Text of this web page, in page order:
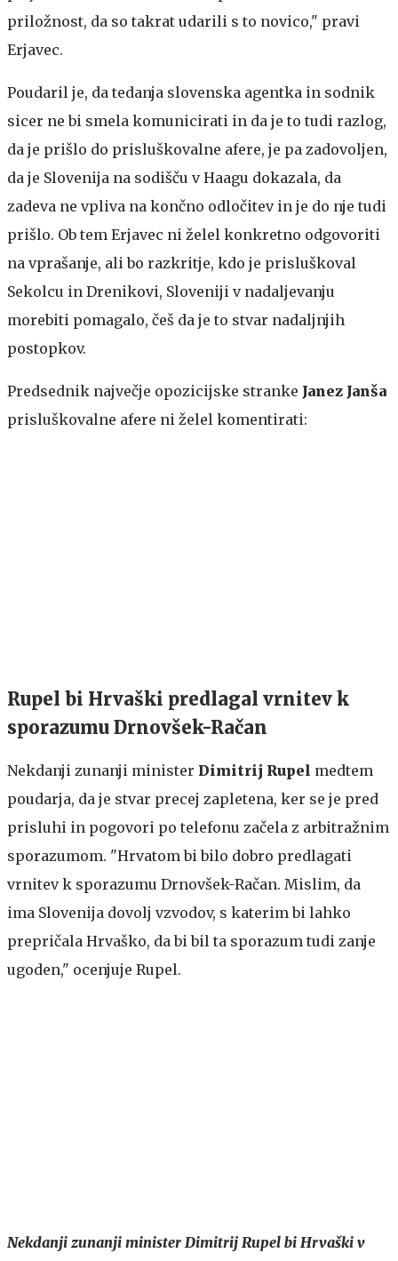
priložnost, da so takrat udarili s to novico," pravi
Erjavec.
Poudaril je, da tedanja slovenska agentka in sodnik
sicer ne bi smela komunicirati in da je to tudi razlog,
da je prišlo do prisluškovalne afere, je pa zadovoljen,
da je Slovenija na sodišču v Haagu dokazala, da
zadeva ne vpliva na končno odločitev in je do nje tudi
prišlo. Ob tem Erjavec ni želel konkretno odgovoriti
na vprašanje, ali bo razkritje, kdo je prisluškoval
Sekolcu in Drenikovi, Sloveniji v nadaljevanju
morebiti pomagalo, češ da je to stvar nadaljnjih
postopkov.
Predsednik največje opozicijske stranke Janez Janša
prisluškovalne afere ni želel komentirati:
Rupel bi Hrvaški predlagal vrnitev k
sporazumu Drnovšek-Račan
Nekdanji zunanji minister Dimitrij Rupel medtem
poudarja, da je stvar precej zapletena, ker se je pred
prisluhi in pogovori po telefonu začela z arbitražnim
sporazumom. "Hrvatom bi bilo dobro predlagati
vrnitev k sporazumu Drnovšek-Račan. Mislim, da
ima Slovenija dovolj vzvodov, s katerim bi lahko
prepričala Hrvaško, da bi bil ta sporazum tudi zanje
ugoden," ocenjuje Rupel.
Nekdanji zunanji minister Dimitrij Rupel bi Hrvaški v